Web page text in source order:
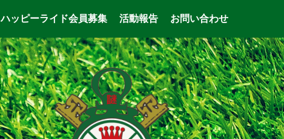
ハッピーライド会員募集 活動報告 お問い合わせ